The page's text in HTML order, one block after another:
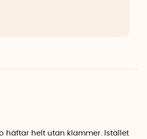
häftar helt utan klammer. Istället